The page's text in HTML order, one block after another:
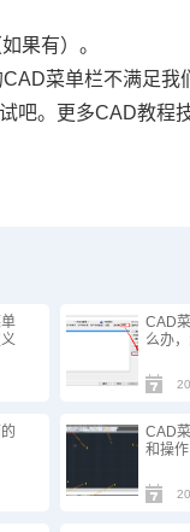
果有）。
CAD菜单栏不满足我
吧。更多CAD教程
CAD
么办
CAD
和操作